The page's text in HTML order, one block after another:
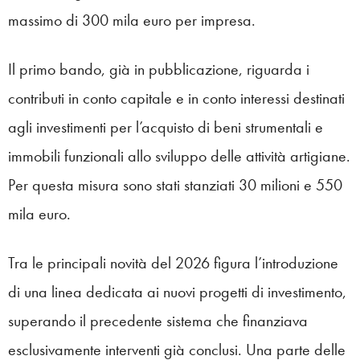
massimo di 300 mila euro per impresa.
Il primo bando, già in pubblicazione, riguarda i
contributi in conto capitale e in conto interessi destinati
agli investimenti per l’acquisto di beni strumentali e
immobili funzionali allo sviluppo delle attività artigiane.
Per questa misura sono stati stanziati 30 milioni e 550
mila euro.
Tra le principali novità del 2026 figura l’introduzione
di una linea dedicata ai nuovi progetti di investimento,
superando il precedente sistema che finanziava
esclusivamente interventi già conclusi. Una parte delle